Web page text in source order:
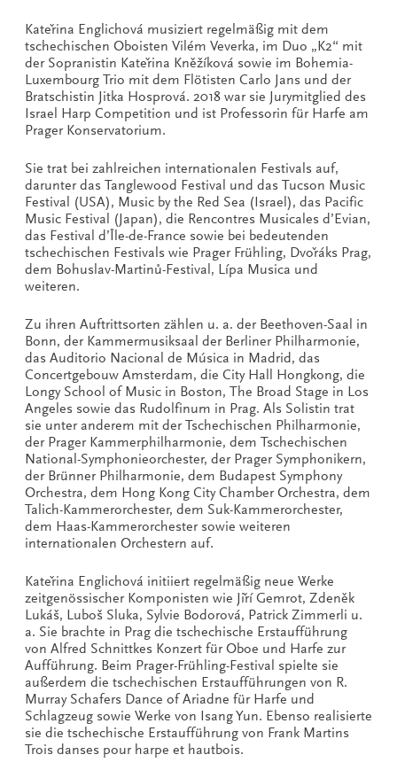
Kateřina Englichová musiziert regelmäßig mit dem
tschechischen Oboisten Vilém Veverka, im Duo „K2“ mit
der Sopranistin Kateřina Kněžíková sowie im Bohemia-
Luxembourg Trio mit dem Flötisten Carlo Jans und der
Bratschistin Jitka Hosprová. 2018 war sie Jurymitglied des
Israel Harp Competition und ist Professorin für Harfe am
Prager Konservatorium.
Sie trat bei zahlreichen internationalen Festivals auf,
darunter das Tanglewood Festival und das Tucson Music
Festival (USA), Music by the Red Sea (Israel), das Pacific
Music Festival (Japan), die Rencontres Musicales d’Evian,
das Festival d’Île-de-France sowie bei bedeutenden
tschechischen Festivals wie Prager Frühling, Dvořáks Prag,
dem Bohuslav-Martinů-Festival, Lípa Musica und
weiteren.
Zu ihren Auftrittsorten zählen u. a. der Beethoven-Saal in
Bonn, der Kammermusiksaal der Berliner Philharmonie,
das Auditorio Nacional de Música in Madrid, das
Concertgebouw Amsterdam, die City Hall Hongkong, die
Longy School of Music in Boston, The Broad Stage in Los
Angeles sowie das Rudolfinum in Prag. Als Solistin trat
sie unter anderem mit der Tschechischen Philharmonie,
der Prager Kammerphilharmonie, dem Tschechischen
National-Symphonieorchester, der Prager Symphonikern,
der Brünner Philharmonie, dem Budapest Symphony
Orchestra, dem Hong Kong City Chamber Orchestra, dem
Talich-Kammerorchester, dem Suk-Kammerorchester,
dem Haas-Kammerorchester sowie weiteren
internationalen Orchestern auf.
Kateřina Englichová initiiert regelmäßig neue Werke
zeitgenössischer Komponisten wie Jiří Gemrot, Zdeněk
Lukáš, Luboš Sluka, Sylvie Bodorová, Patrick Zimmerli u.
a. Sie brachte in Prag die tschechische Erstaufführung
von Alfred Schnittkes Konzert für Oboe und Harfe zur
Aufführung. Beim Prager-Frühling-Festival spielte sie
außerdem die tschechischen Erstaufführungen von R.
Murray Schafers Dance of Ariadne für Harfe und
Schlagzeug sowie Werke von Isang Yun. Ebenso realisierte
sie die tschechische Erstaufführung von Frank Martins
Trois danses pour harpe et hautbois.